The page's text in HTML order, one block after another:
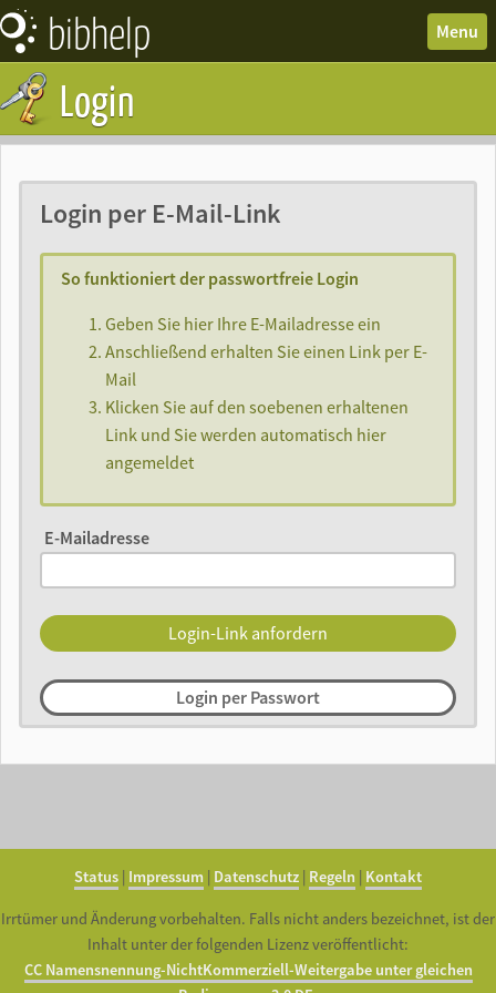
Menu
News
Forum
Wissen
Downloads
bibhelp
Login
Login per E-Mail-Link
So funktioniert der passwortfreie Login
Geben Sie hier Ihre E-Mailadresse ein
Anschließend erhalten Sie einen Link per E-
Mail
Klicken Sie auf den soebenen erhaltenen
Link und Sie werden automatisch hier
angemeldet
E-Mailadresse
Login per Passwort
Status Impressum Datenschutz Regeln Kontakt
Irrtümer und Änderung vorbehalten. Falls nicht anders bezeichnet, ist der
Inhalt unter der folgenden Lizenz veröffentlicht:
CC Namensnennung-NichtKommerziell-Weitergabe unter gleichen